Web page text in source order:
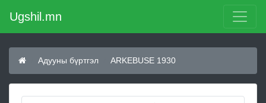
Ugshil.mn
Адууны бүртгэл ARKEBUSE 1930